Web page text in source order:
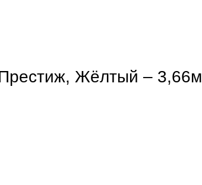
Жёлтый – 3,66м